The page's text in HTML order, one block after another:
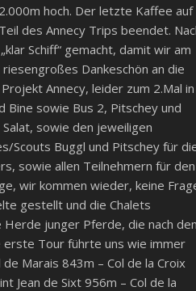
hoch. Der letzte Kaffee auf
des Annecy Trips beendet.
Schiff“ gemacht, damit wir am
Dankeschön an die
Annecy, leider zum 2.Mal in
Bine sowie Bus 2, Pitschey und
sowie den jeweiligen
Scouts Buggl und Pitschey für
sowie allen Teilnehmern für den
wir kommen wieder, keine
gestellt und die Chalets
Herde junger Pferde, die nach
erste Tour führte uns wie immer
Marais 843m – Col de la Croix
Jean de Sixt 956m – Col de la